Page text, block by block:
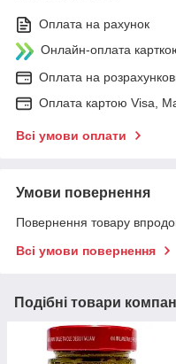
Оплата на рахунок
Онлайн-оплата
Оплата на
Оплата картою Visa,
Всі умови оплати
Умови повернення
Повернення товару
Всі умови повернення
Подібні товари